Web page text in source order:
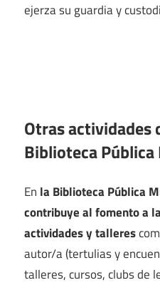
ejerza su guardia y
Otras actividades
Biblioteca
En la Biblioteca Pública
contribuye al fomento a
actividades y talleres
autor/a (tertulias y
talleres, cursos, clubs de